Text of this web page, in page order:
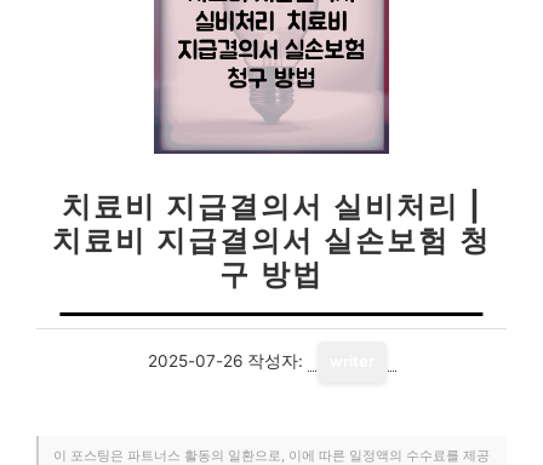
치료비 지급결의서 실비처리 |
치료비 지급결의서 실손보험 청
구 방법
2025-07-26 작성자:
이 포스팅은 파트너스 활동의 일환으로, 이에 따른 일정액의 수수료를 제공